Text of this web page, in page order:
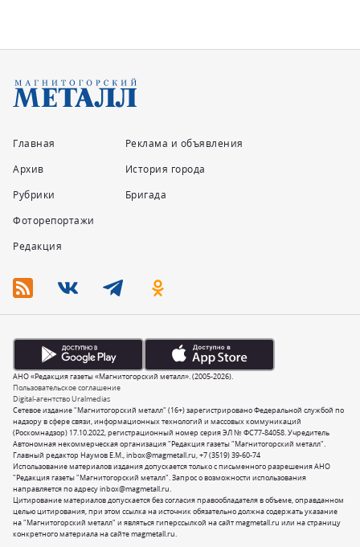
Главная
Архив
Рубрики
Фоторепортажи
Редакция
Реклама и объявления
История города
Бригада
Сетевое издание "Магнитогорский металл" (16+) зарегистрировано Федеральной службой по
надзору в сфере связи, информационных технологий и массовых коммуникаций
(Роскомнадзор) 17.10.2022, регистрационный номер серия ЭЛ № ФС77-84058. Учредитель
Автономная некоммерческая организация "Редакция газеты "Магнитогорский металл".
Главный редактор Наумов Е.М.,inbox@magmetall.ru,+7 (3519) 39-60-74
Использование материалов издания допускается только с письменного разрешения АНО
"Редакция газеты "Магнитогорский металл". Запрос о возможности использования
направляется по адресуinbox@magmetall.ru.
Цитирование материалов допускается без согласия правообладателя в объеме, оправданном
целью цитирования, при этом ссылка на источник обязательно должна содержать указание
на "Магнитогорский металл" и являться гиперссылкой на сайт magmetall.ru или на страницу
конкретного материала на сайте magmetall.ru.
Пользовательское соглашение
Digital-агентство Uralmedias
АНО «Редакция газеты «Магнитогорский металл». (2005-2026).